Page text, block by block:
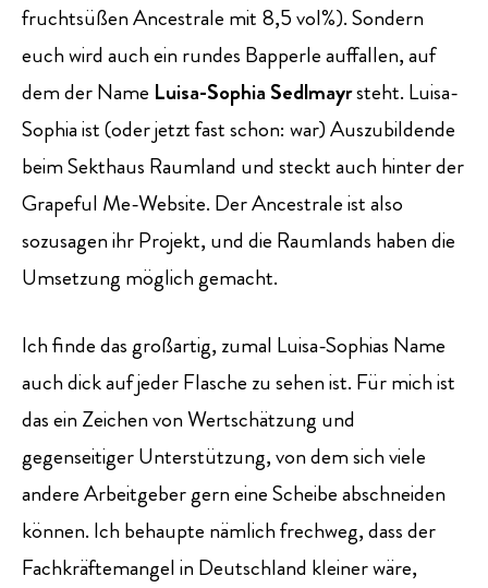
fruchtsüßen Ancestrale mit 8,5 vol%). Sondern
euch wird auch ein rundes Bapperle auffallen, auf
dem der Name Luisa-Sophia Sedlmayrsteht. Luisa-
Sophia ist (oder jetzt fast schon: war) Auszubildende
beim Sekthaus Raumland und steckt auch hinter der
Grapeful Me-Website. Der Ancestrale ist also
sozusagen ihr Projekt, und die Raumlands haben die
Umsetzung möglich gemacht.
Ich finde das großartig, zumal Luisa-Sophias Name
auch dick auf jeder Flasche zu sehen ist. Für mich ist
das ein Zeichen von Wertschätzung und
gegenseitiger Unterstützung, von dem sich viele
andere Arbeitgeber gern eine Scheibe abschneiden
können. Ich behaupte nämlich frechweg, dass der
Fachkräftemangel in Deutschland kleiner wäre,